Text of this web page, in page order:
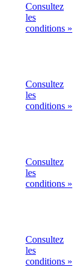
Consultez
les
conditions »
Consultez
les
conditions »
Consultez
les
conditions »
Consultez
les
conditions »